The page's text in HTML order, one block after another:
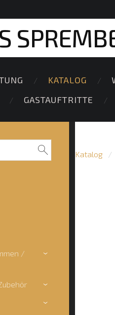
KATALOG
GASTAUFTRITTE
/
›
›
›
Katalog